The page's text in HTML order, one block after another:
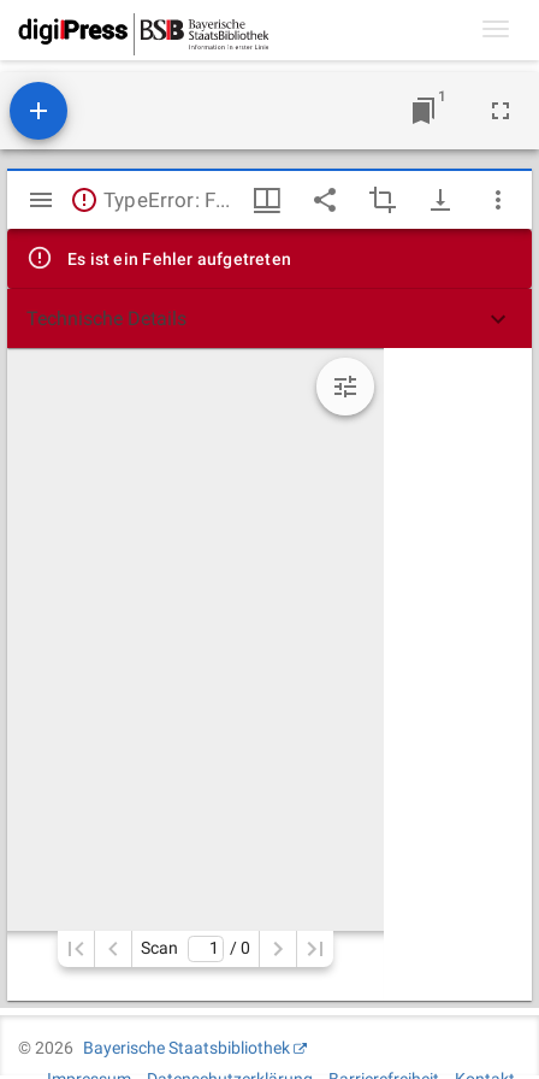
1
Mirador
Viewer
TypeError: Failed to fetch
Es ist ein Fehler aufgetreten
Technische Details
Scan / 0
©2026
Bayerische Staatsbibliothek